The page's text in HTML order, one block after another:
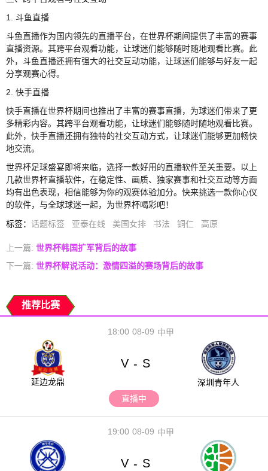
1. 斗鱼直播
斗鱼直播作为国内领先的直播平台，在世界杯期间提供了丰富的赛事
直播资源。其跨平台观看功能，让球迷们能够随时随地观看比赛。此
外，斗鱼直播还拥有强大的社交互动功能，让球迷们能够与好友一起
分享观赛心得。
2. 快手直播
快手直播在世界杯期间也推出了丰富的赛事直播，为球迷们带来了更
多精彩内容。其跨平台观看功能，让球迷们能够随时随地观看比赛。
此外，快手直播还拥有独特的社交互动方式，让球迷们能够更加畅快
地交流。
世界杯足球盛宴即将来临，选择一款好用的直播软件至关重要。以上
几款世界杯直播软件，在稳定性、画质、独家赛事和社交互动等方面
均有出色表现，相信能够为你的观赛体验加分。快来挑选一款你心仪
的软件，与全球球迷一起，为世界杯喝彩吧！
标签： 话题标签 亚泰在线 美国女排 书法 铜仁 高原
上一篇: 世界杯韩国扩军背后的故事
下一篇: 世界杯解说活动：激情四溢的赛场背后的故事
推荐比赛
08-09
18:00 中甲
延边龙鼎
V - S
深圳青年人
直播中
08-09
19:00 中甲
V - S